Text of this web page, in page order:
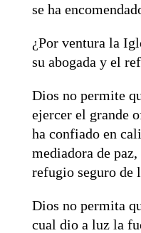
se ha
¿Por ventura la
su abogada y el
Dios no permite
ejercer el grande
ha confiado en
mediadora de
refugio seguro de
Dios no permita
cual dio a luz la